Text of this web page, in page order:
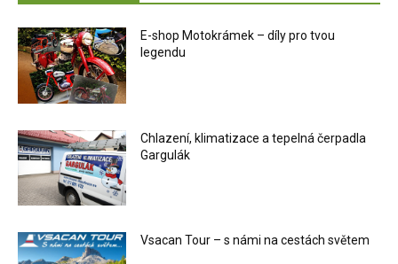
E-shop Motokrámek – díly pro tvou
legendu
Chlazení, klimatizace a tepelná čerpadla
Gargulák
Vsacan Tour – s námi na cestách světem